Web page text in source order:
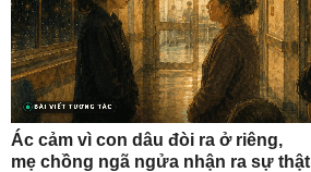
Ác cảm vì con dâu đòi ra ở riêng,
mẹ chồng ngã ngửa nhận ra sự thật